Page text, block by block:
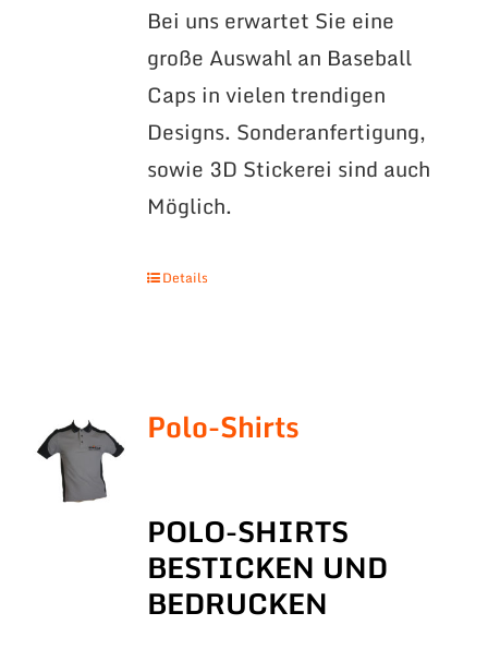
Bei uns erwartet Sie eine
große Auswahl an Baseball
Caps in vielen trendigen
Designs. Sonderanfertigung,
sowie 3D Stickerei sind auch
Möglich.
Details
Polo-Shirts
POLO-SHIRTS
BESTICKEN UND
BEDRUCKEN